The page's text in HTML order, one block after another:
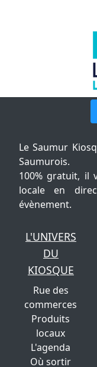
Le Saumur
Saumurois.
100% gratuit, il
locale en
évènement.
L'UNIVERS
DU
KIOSQUE
Rue des
commerces
Produits
locaux
L'agenda
Où sortir